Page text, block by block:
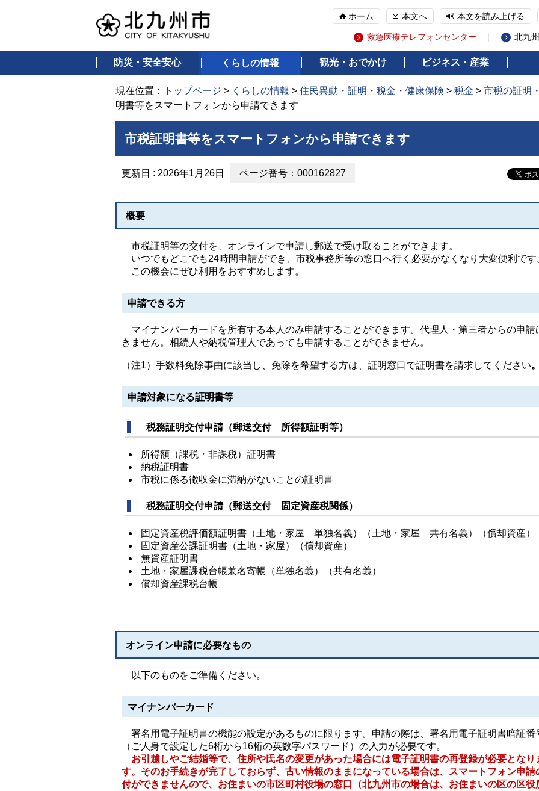
ホーム 本文へ 本文を読み上げる
救急医療テレフォンセンター 北九
防災・安全安心 くらしの情報 観光・おでかけ ビジネス・産業
現在位置： トップページ > くらしの情報 > 住民異動・証明・税金・健康保険 > 税金 > 市税の証明
明書等をスマートフォンから申請できます
市税証明書等をスマートフォンから申請できます
更新日 : 2026年1月26日 ページ番号：000162827
概要
市税証明等の交付を、オンラインで申請し郵送で受け取ることができます。
いつでもどこでも24時間申請ができ、市税事務所等の窓口へ行く必要がなくなり大変便利です
この機会にぜひ利用をおすすめします。
申請できる方
マイナンバーカードを所有する本人のみ申請することができます。代理人・第三者からの申請
きません。相続人や納税管理人であっても申請することができません。
（注1）手数料免除事由に該当し、免除を希望する方は、証明窓口で証明書を請求してください。
申請対象になる証明書等
税務証明交付申請（郵送交付 所得額証明等）
所得額（課税・非課税）証明書
納税証明書
市税に係る徴収金に滞納がないことの証明書
税務証明交付申請（郵送交付 固定資産税関係）
固定資産税評価額証明書（土地・家屋 単独名義）（土地・家屋 共有名義）（償却資産）
固定資産公課証明書（土地・家屋）（償却資産）
無資産証明書
土地・家屋課税台帳兼名寄帳（単独名義）（共有名義）
償却資産課税台帳
オンライン申請に必要なもの
以下のものをご準備ください。
マイナンバーカード
署名用電子証明書の機能の設定があるものに限ります。申請の際は、署名用電子証明書暗証番
（ご人身で設定した6桁から16桁の英数字パスワード）の入力が必要です。
お引越しやご結婚等で、住所や氏名の変更があった場合には電子証明書の再登録が必要となり
す。そのお手続きが完了しておらず、古い情報のままになっている場合は、スマートフォン申請
付ができませんので、お住まいの市区町村役場の窓口（北九州市の場合は、お住まいの区の区役